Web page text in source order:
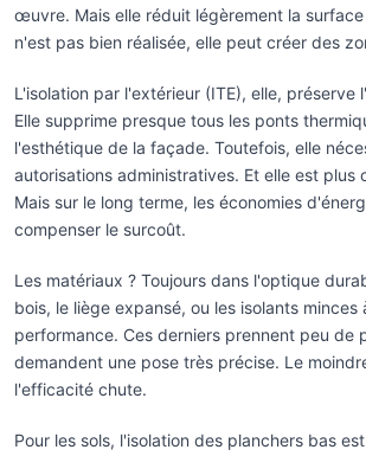
œuvre. Mais elle réduit légèrement la
n'est pas bien réalisée, elle peut créer des
L'isolation par l'extérieur (ITE), elle, préserve
Elle supprime presque tous les ponts
l'esthétique de la façade. Toutefois, elle
autorisations administratives. Et elle est plus
Mais sur le long terme, les économies
compenser le surcoût.
Les matériaux ? Toujours dans l'optique
bois, le liège expansé, ou les isolants minces
performance. Ces derniers prennent peu de
demandent une pose très précise. Le
l'efficacité chute.
Pour les sols, l'isolation des planchers bas